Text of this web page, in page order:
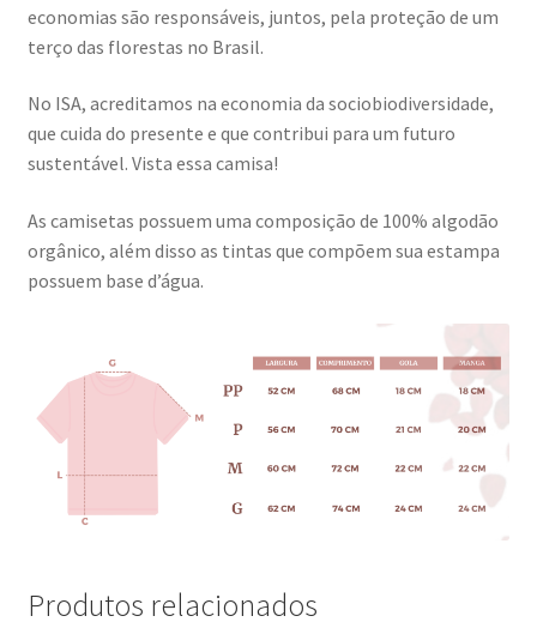
economias são responsáveis, juntos, pela proteção de um
terço das florestas no Brasil.
No ISA, acreditamos na economia da sociobiodiversidade,
que cuida do presente e que contribui para um futuro
sustentável. Vista essa camisa!
As camisetas possuem uma composição de 100% algodão
orgânico, além disso as tintas que compõem sua estampa
possuem base d’água.
Produtos relacionados